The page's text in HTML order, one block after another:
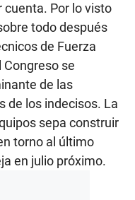
Por lo visto
todo después
de Fuerza
Congreso se
de las
de los indecisos. La
sepa construir
torno al último
en julio próximo.